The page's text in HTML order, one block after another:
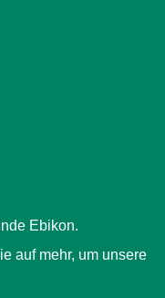
Ebikon.
auf mehr, um unsere